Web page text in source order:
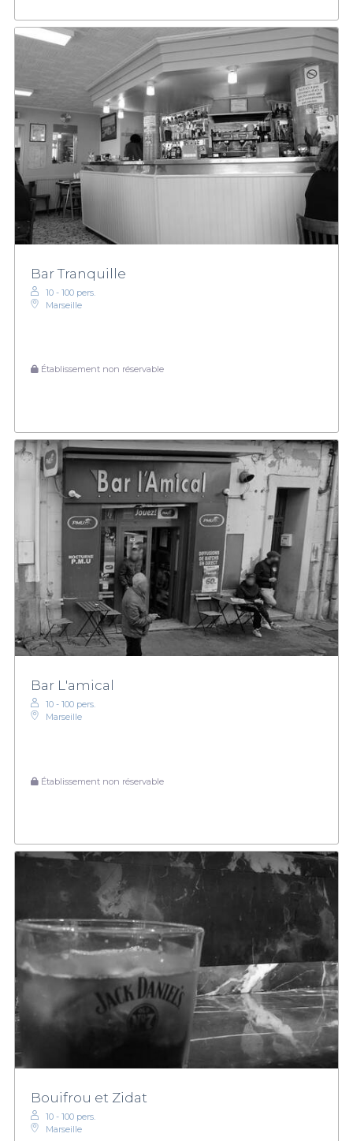
Bar Tranquille
10 - 100 pers.
Marseille
Établissement non réservable
Bar L'amical
10 - 100 pers.
Marseille
Établissement non réservable
Bouifrou et Zidat
10 - 100 pers.
Marseille